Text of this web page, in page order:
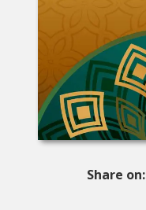
Share on: